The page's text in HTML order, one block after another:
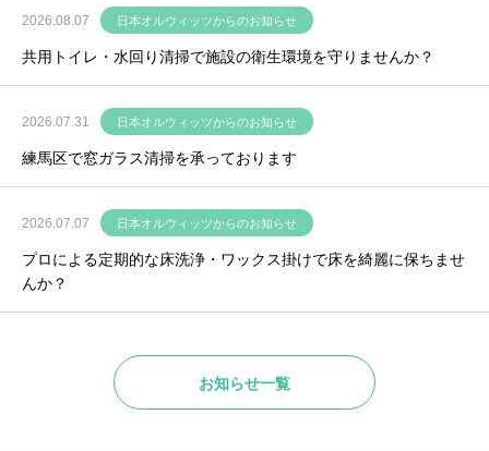
2026.08.07 日本オルウィッツからのお知らせ
共用トイレ・水回り清掃で施設の衛生環境を守りませんか？
2026.07.31 日本オルウィッツからのお知らせ
練馬区で窓ガラス清掃を承っております
2026.07.07 日本オルウィッツからのお知らせ
プロによる定期的な床洗浄・ワックス掛けで床を綺麗に保ちませ
んか？
お知らせ一覧